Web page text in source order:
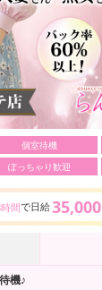
個室待機
ぽっちゃり歓迎
間で日給35,000
機♪